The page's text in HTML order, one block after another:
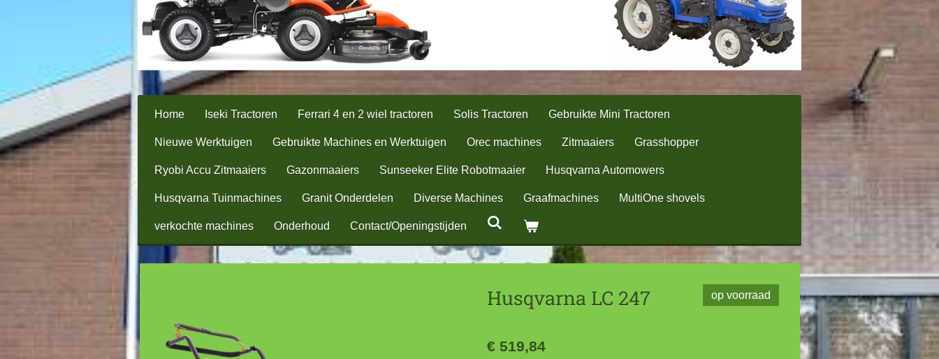
Home Iseki Tractoren Ferrari 4 en 2 wiel tractoren Solis Tractoren Gebruikte Mini Tractoren
Nieuwe Werktuigen Gebruikte Machines en Werktuigen Orec machines Zitmaaiers Grasshopper
Ryobi Accu Zitmaaiers Gazonmaaiers Sunseeker Elite Robotmaaier Husqvarna Automowers
Husqvarna Tuinmachines Granit Onderdelen Diverse Machines Graafmachines MultiOne shovels
verkochte machines Onderhoud Contact/Openingstijden
Husqvarna LC 247 op voorraad
€ 519,84